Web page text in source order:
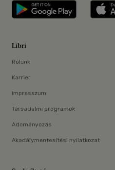
Libri
Libri
Rólunk
Karrier
Impresszum
Társadalmi programok
Adományozás
Akadálymentesítési nyilatkozat